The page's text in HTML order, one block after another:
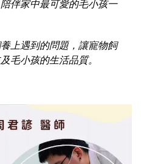
伴家中最可愛的毛小孩一
上遇到的問題，讓寵物飼
毛小孩的生活品質。